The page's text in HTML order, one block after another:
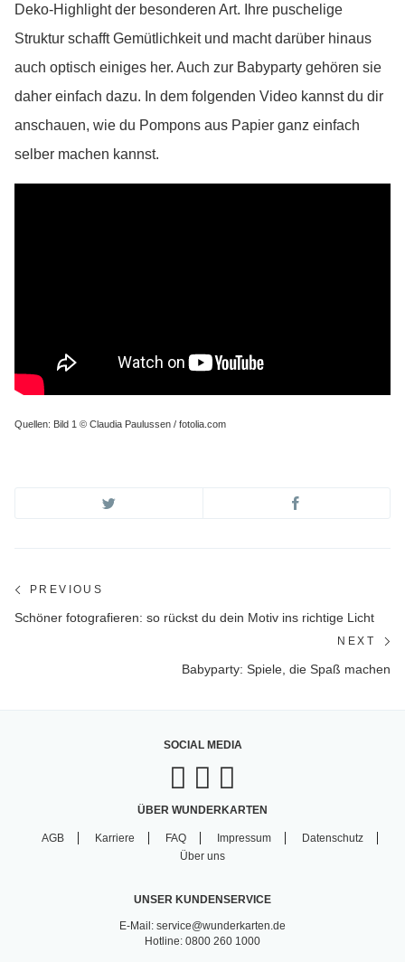
Deko-Highlight der besonderen Art. Ihre puschelige
Struktur schafft Gemütlichkeit und macht darüber hinaus
auch optisch einiges her. Auch zur Babyparty gehören sie
daher einfach dazu. In dem folgenden Video kannst du dir
anschauen, wie du Pompons aus Papier ganz einfach
selber machen kannst.
Quellen: Bild 1 © Claudia Paulussen / fotolia.com
Beitragsnavigation
PREVIOUS
Previous
Schöner fotografieren: so rückst du dein Motiv ins richtige Licht
NEXT
Babyparty: Spiele, die Spaß machen
SOCIAL MEDIA
ÜBER WUNDERKARTEN
AGB Karriere FAQ Impressum
Datenschutz
Über uns
UNSER KUNDENSERVICE
E-Mail: service@wunderkarten.de
Hotline: 0800 260 1000